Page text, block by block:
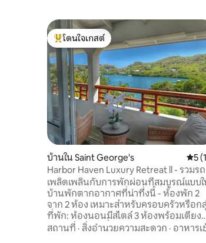
โดนใจเกสต์ที่สุด
โดนใจเกสต์
บ้านใน Saint George's คะแ
5
Harbor Haven Luxury Retreat ll - รวมรถ
เพลิดเพลินกับการพักผ่อนที่สมบูรณ์แบบใ
บ้านพักตากอากาศที่น่าทึ่งนี้ - ห้องพัก 2
จาก 2 ห้อง เหมาะสำหรับครอบครัวหรือก
ที่พัก: ห้องนอนมีสไตล์ 3 ห้องพร้อมเตียง
ควีนไซส์อบอุ่น สิ่งอำนวยความสะดวก: Wi-
สถานที่ · สิ่งอำนวยความสะดวก · อาหารเ